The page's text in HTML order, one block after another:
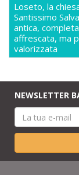
Loseto, la
Santissimo
antica,
affrescata, ma
valorizzata
NEWSLETTER